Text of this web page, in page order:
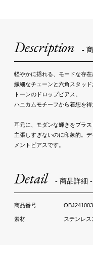
Description -
軽やかに揺れる、モードな存在
繊細なチェーンと六角スタッ
トーンのドロップピアス。
ハニカムモチーフから着想を
耳元に、モダンな輝きをプラス
主張しすぎないのに印象的。
メントピアスです。
Detail - 商品詳細 -
ステンレス